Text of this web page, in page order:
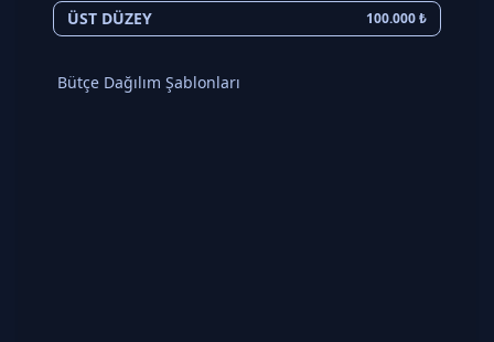
ÜST DÜZEY 100.000 ₺
Bütçe Dağılım Şablonları